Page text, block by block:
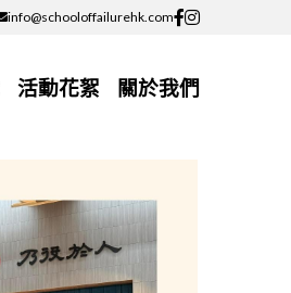
info@schooloffailurehk.com
info@schooloffailurehk.com
活動花絮 關於我們